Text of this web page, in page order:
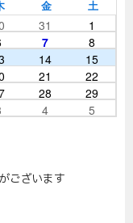
金 土
31
1
7
8
14
15
21
22
28
29
4
5
ございます